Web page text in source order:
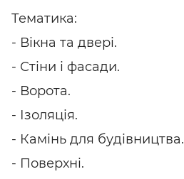
Тематика:
- Вікна та двері.
- Стіни і фасади.
- Ворота.
- Ізоляція.
- Камінь для будівництва.
- Поверхні.